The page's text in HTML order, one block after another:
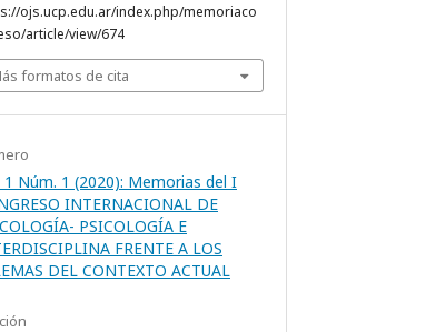
ojs.ucp.edu.ar/index.php/memoriaco
article/view/674
formatos de cita
1 Núm. 1 (2020): Memorias del I
INTERNACIONAL DE
PSICOLOGÍA E
FRENTE A LOS
DEL CONTEXTO ACTUAL